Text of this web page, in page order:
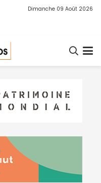
Dimanche 09 Août 2026